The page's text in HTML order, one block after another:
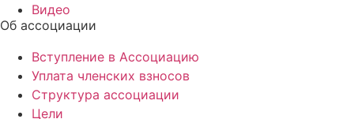
Видео
Об ассоциации
Вступление в Ассоциацию
Уплата членских взносов
Структура ассоциации
Цели